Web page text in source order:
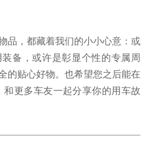
品，都藏着我们的小小心意：或
备，或许是彰显个性的专属周
的贴心好物。也希望您之后能在
更多车友一起分享你的用车故